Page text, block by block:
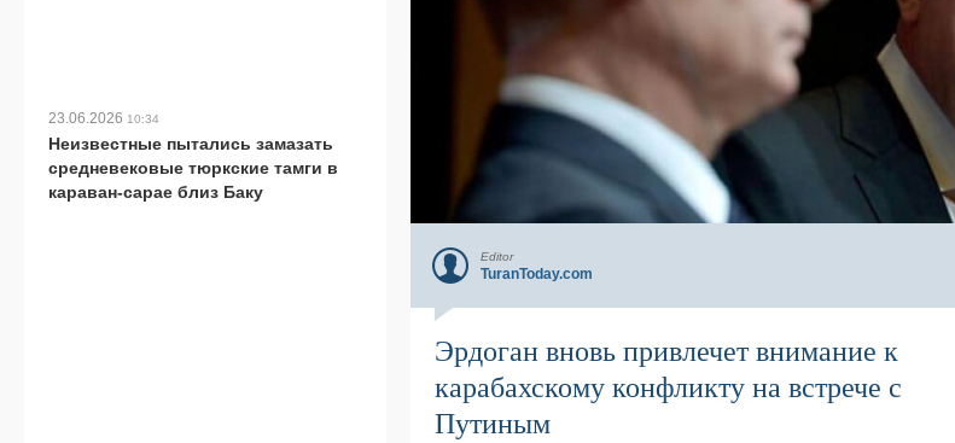
Editor
TuranToday.com
Эрдоган вновь привлечет внимание к
карабахскому конфликту на встрече с
Путиным
23.06.2026 10:34
Неизвестные пытались замазать
средневековые тюркские тамги в
караван-сарае близ Баку